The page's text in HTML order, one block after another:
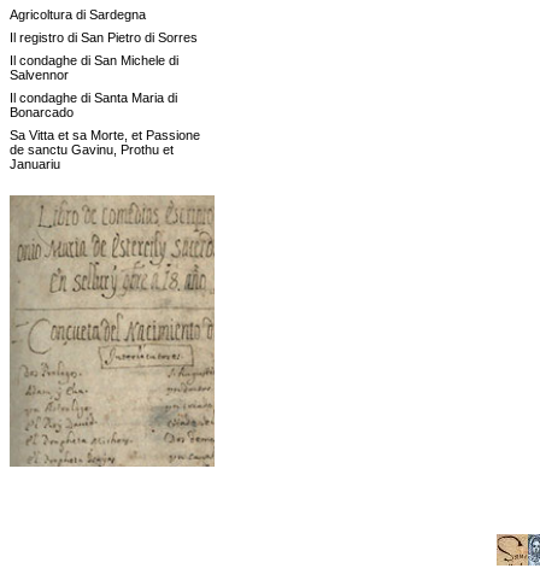
Agricoltura di Sardegna
Il registro di San Pietro di Sorres
Il condaghe di San Michele di
Salvennor
Il condaghe di Santa Maria di
Bonarcado
Sa Vitta et sa Morte, et Passione
de sanctu Gavinu, Prothu et
Januariu